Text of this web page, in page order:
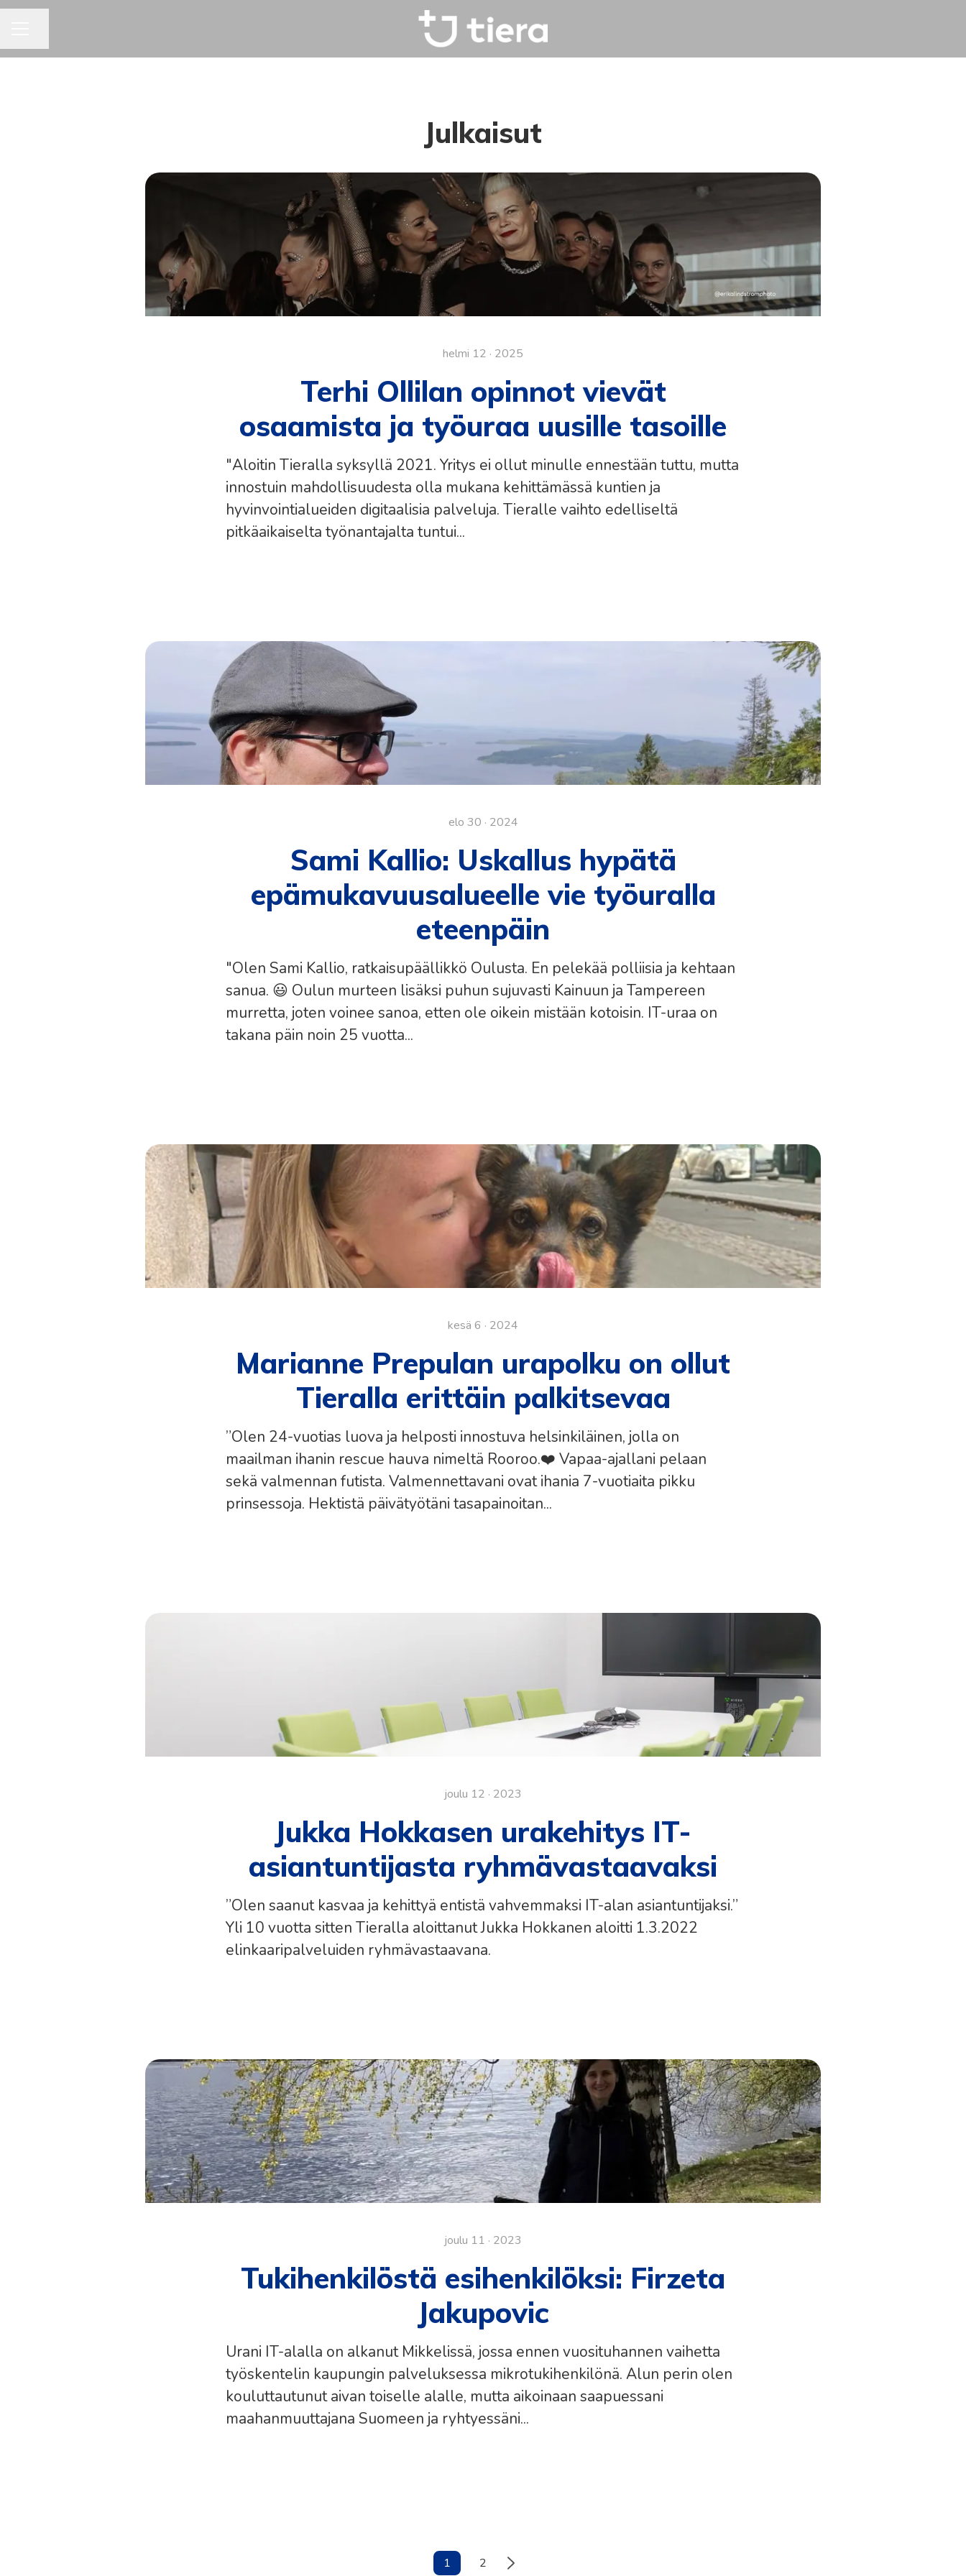
Julkaisut
helmi 12 · 2025
Terhi Ollilan opinnot vievät
osaamista ja työuraa uusille tasoille
"Aloitin Tieralla syksyllä 2021. Yritys ei ollut minulle ennestään tuttu, mutta
innostuin mahdollisuudesta olla mukana kehittämässä kuntien ja
hyvinvointialueiden digitaalisia palveluja. Tieralle vaihto edelliseltä
pitkäaikaiselta työnantajalta tuntui...
elo 30 · 2024
Sami Kallio: Uskallus hypätä
epämukavuusalueelle vie työuralla
eteenpäin
"Olen Sami Kallio, ratkaisupäällikkö Oulusta. En pelekää polliisia ja kehtaan
sanua. 😃 Oulun murteen lisäksi puhun sujuvasti Kainuun ja Tampereen
murretta, joten voinee sanoa, etten ole oikein mistään kotoisin. IT-uraa on
takana päin noin 25 vuotta...
kesä 6 · 2024
Marianne Prepulan urapolku on ollut
Tieralla erittäin palkitsevaa
”Olen 24-vuotias luova ja helposti innostuva helsinkiläinen, jolla on
maailman ihanin rescue hauva nimeltä Rooroo.❤️ Vapaa-ajallani pelaan
sekä valmennan futista. Valmennettavani ovat ihania 7-vuotiaita pikku
prinsessoja. Hektistä päivätyötäni tasapainoitan...
joulu 12 · 2023
Jukka Hokkasen urakehitys IT-
asiantuntijasta ryhmävastaavaksi
”Olen saanut kasvaa ja kehittyä entistä vahvemmaksi IT-alan asiantuntijaksi.”
Yli 10 vuotta sitten Tieralla aloittanut Jukka Hokkanen aloitti 1.3.2022
elinkaaripalveluiden ryhmävastaavana.
joulu 11 · 2023
Tukihenkilöstä esihenkilöksi: Firzeta
Jakupovic
Urani IT-alalla on alkanut Mikkelissä, jossa ennen vuosituhannen vaihetta
työskentelin kaupungin palveluksessa mikrotukihenkilönä. Alun perin olen
kouluttautunut aivan toiselle alalle, mutta aikoinaan saapuessani
maahanmuuttajana Suomeen ja ryhtyessäni...
1 2